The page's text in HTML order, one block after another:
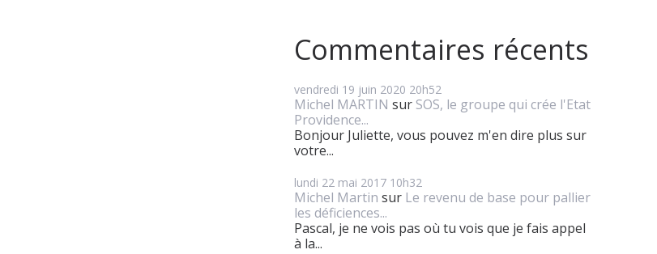
Commentaires récents
vendredi 19 juin 2020 20h52
Michel MARTIN sur SOS, le groupe qui crée l'Etat
Providence...
Bonjour Juliette, vous pouvez m'en dire plus sur
votre...
lundi 22 mai 2017 10h32
Michel Martin sur Le revenu de base pour pallier
les déficiences...
Pascal, je ne vois pas où tu vois que je fais appel
à la...